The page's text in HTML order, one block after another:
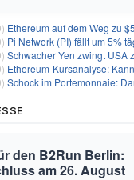
Ethereum auf dem Weg zu $5.000? ETH erobert wichtige Marke
Pi Network (PI) fällt um 5% täglich, doch
Schwacher Yen zwingt USA zur Intervention:
Ethereum-Kursanalyse: Kann ETH die Widerstände
Schock im Portemonnaie: Darum kostet das
den B2Run Berlin:
am 26. August